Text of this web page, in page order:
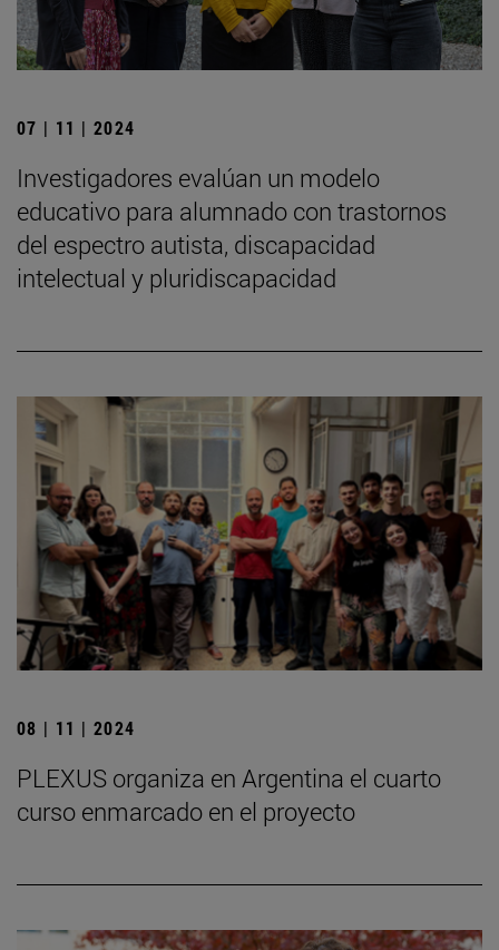
07 | 11 | 2024
Investigadores evalúan un modelo
educativo para alumnado con trastornos
del espectro autista, discapacidad
intelectual y pluridiscapacidad
08 | 11 | 2024
PLEXUS organiza en Argentina el cuarto
curso enmarcado en el proyecto